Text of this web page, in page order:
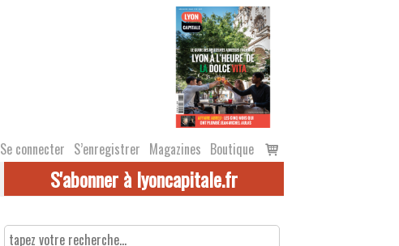
Se connecter S’enregistrer Magazines Boutique
Voir
le
S'abonner à lyoncapitale.fr